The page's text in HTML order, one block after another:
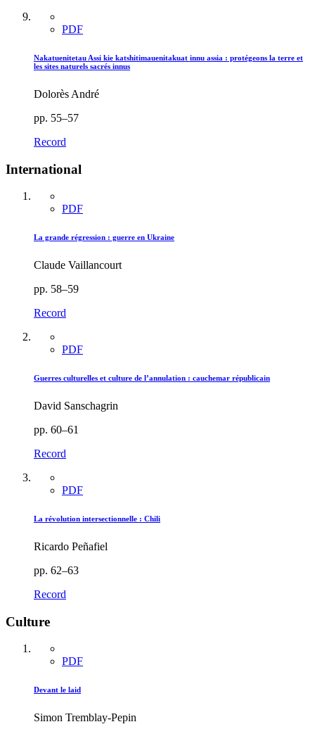
PDF
Nakatuenitetau Assi kie katshitimauenitakuat innu assia : protégeons la terre et
les sites naturels sacrés innus
Dolorès André
pp. 55–57
Record
International
PDF
La grande régression : guerre en Ukraine
Claude Vaillancourt
pp. 58–59
Record
PDF
Guerres culturelles et culture de l’annulation : cauchemar républicain
David Sanschagrin
pp. 60–61
Record
PDF
La révolution intersectionnelle : Chili
Ricardo Peñafiel
pp. 62–63
Record
Culture
PDF
Devant le laid
Simon Tremblay-Pepin